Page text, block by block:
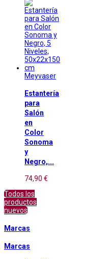
Meyvaser
Estantería
para
Salón
en
Color
Sonoma
y
Negro,...
74,90 €
Todos los
productos
nuevos
Marcas
Marcas